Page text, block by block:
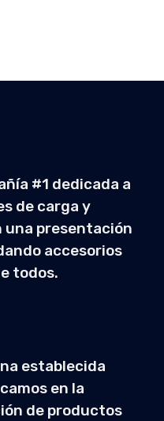
#1 dedicada a
de carga y
una presentación
accesorios
todos.
establecida
en la
de productos